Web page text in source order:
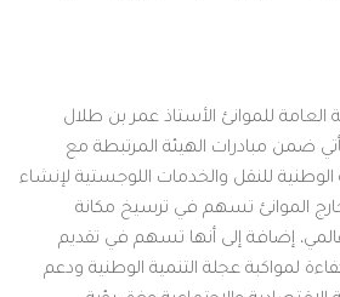
للموانئ الأستاذ عمر بن طلال
ضمن مبادرات الهيئة المرتبطة مع
للنقل والخدمات اللوجستية لإنشاء
الموانئ تسهم في ترسيخ مكانة
إضافة إلى أنها تسهم في تقديم
لمواكبة عجلة التنمية الوطنية ودعم